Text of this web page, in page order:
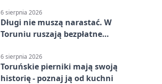
6 sierpnia 2026
Długi nie muszą narastać. W
Toruniu ruszają bezpłatne
6 sierpnia 2026
Toruńskie pierniki mają swoją
historię - poznaj ją od kuchni